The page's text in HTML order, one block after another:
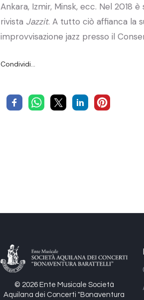
Ankara, Izmir, Minsk, ecc. Nel 2018
rivista Jazzit. A tutto ciò affianca la
improvvisazione jazz presso il
Condividi…
© 2026 Ente Musicale Società
Aquilana dei Concerti "Bonaventura